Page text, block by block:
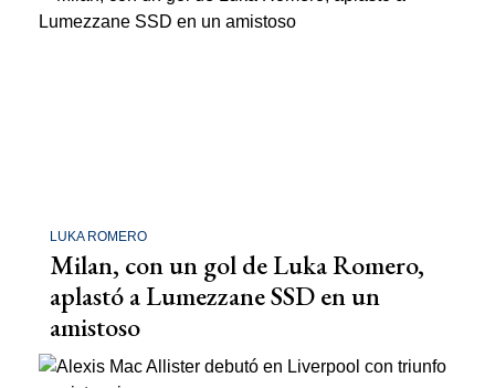
LUKA ROMERO
Milan, con un gol de Luka Romero,
aplastó a Lumezzane SSD en un
amistoso